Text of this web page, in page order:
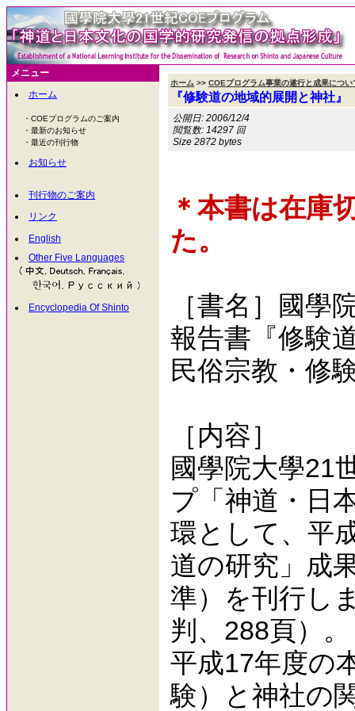
メニュー
ホーム
・COEプログラムのご案内
・最新のお知らせ
・最近の刊行物
お知らせ
刊行物のご案内
リンク
English
Other Five Languages
Encyclopedia Of Shinto
ホーム >> COEプログラム事業の遂行と成果につい
『修験道の地域的展開と神社
公開日: 2006/12/4
閲覧数: 14297 回
Size 2872 bytes
＊本書は在庫
た。
［書名］國學
報告書『修験
民俗宗教・修
［内容］
國學院大學21
プ「神道・日
環として、平
道の研究」成
準）を刊行し
判、288頁）。
平成17年度の
験）と神社の